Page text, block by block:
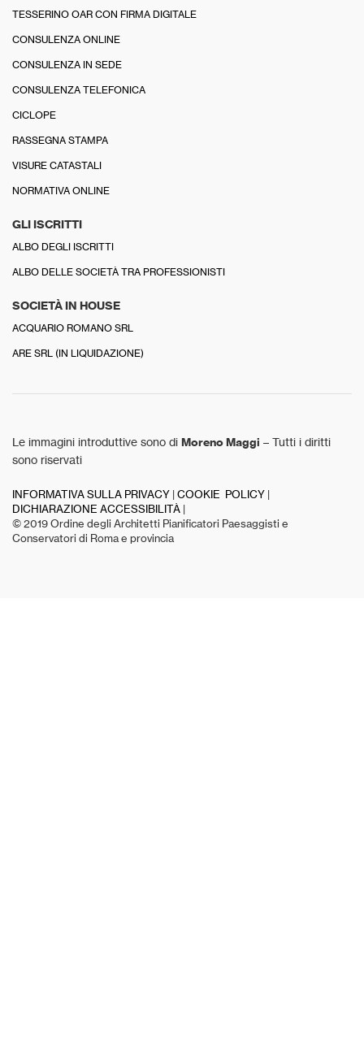
TESSERINO OAR CON FIRMA DIGITALE
CONSULENZA ONLINE
CONSULENZA IN SEDE
CONSULENZA TELEFONICA
CICLOPE
RASSEGNA STAMPA
VISURE CATASTALI
NORMATIVA ONLINE
GLI ISCRITTI
ALBO DEGLI ISCRITTI
ALBO DELLE SOCIETÀ TRA PROFESSIONISTI
SOCIETÀ IN HOUSE
ACQUARIO ROMANO SRL
ARE SRL (IN LIQUIDAZIONE)
Le immagini introduttive sono di Moreno Maggi – Tutti i diritti
sono riservati
INFORMATIVA SULLA PRIVACY COOKIE POLICY
DICHIARAZIONE ACCESSIBILITÀ
© 2019 Ordine degli Architetti Pianificatori Paesaggisti e
Conservatori di Roma e provincia